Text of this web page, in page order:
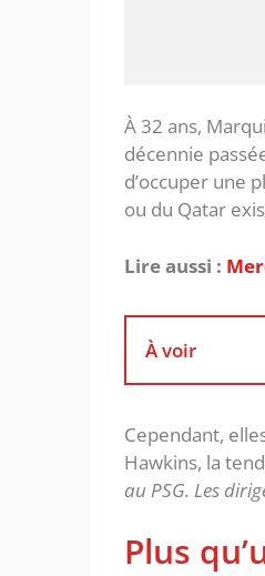
‎À 32 ans,
décennie
d’occuper une
ou du Qatar
Lire aussi :
À voir
Cependant,
Hawkins, la
au PSG. Les
‎Plus